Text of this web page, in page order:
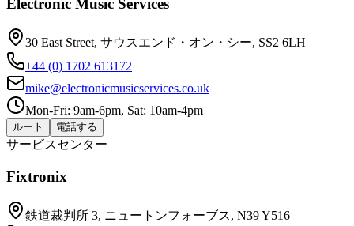
Electronic Music Services
30 East Street, サウスエンド・オン・シー, SS2 6LH
+44 (0) 1702 613172
mike@electronicmusicservices.co.uk
Mon-Fri: 9am-6pm, Sat: 10am-4pm
ルート 電話する
サービスセンター
Fixtronix
鉄道裁判所 3, ニュートンフォーブス, N39 Y516